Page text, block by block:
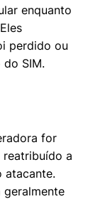
enquanto
perdido ou
SIM.
for
reatribuído a
atacante.